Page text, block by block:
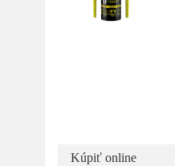
Kúpiť online